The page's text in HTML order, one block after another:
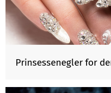
Prinsessenegler for